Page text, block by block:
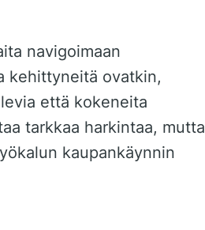
navigoimaan
kehittyneitä ovatkin,
että kokeneita
tarkkaa harkintaa, mutta
kaupankäynnin